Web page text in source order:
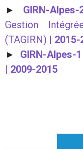
► GIRN-Alpes-
Gestion
(TAGIRN) | 2015-
► GIRN-Alpes-1
| 2009-2015